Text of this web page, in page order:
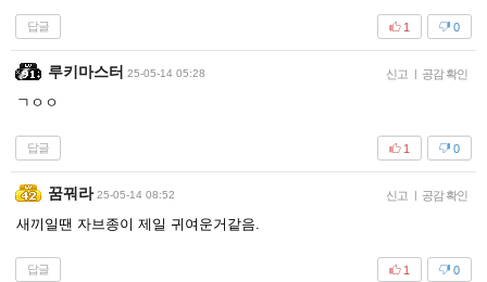
답글 0
1
루키마스터 25-05-14 05:28 신고 | 공감 확인
ㄱㅇㅇ
답글 0
1
꿈꿔라 25-05-14 08:52 신고 | 공감 확인
새끼일땐 자브종이 제일 귀여운거같음.
답글 0
1